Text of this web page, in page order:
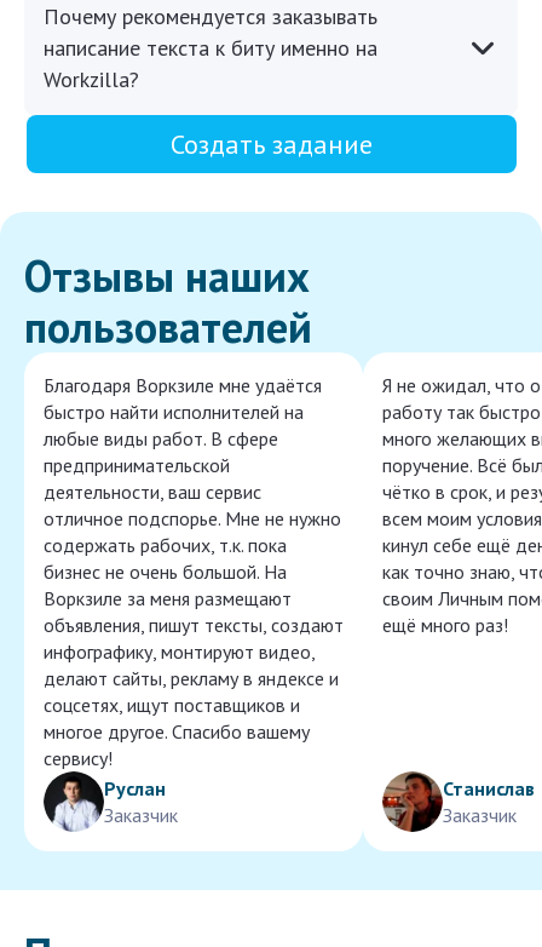
Почему рекомендуется заказывать
написание текста к биту именно на
Workzilla?
Создать задание
Отзывы наших
пользователей
Благодаря Воркзиле мне удаётся
быстро найти исполнителей на
любые виды работ. В сфере
предпринимательской
деятельности, ваш сервис
отличное подспорье. Мне не нужно
содержать рабочих, т.к. пока
бизнес не очень большой. На
Воркзиле за меня размещают
объявления, пишут тексты, создают
инфографику, монтируют видео,
делают сайты, рекламу в яндексе и
соцсетях, ищут поставщиков и
многое другое. Спасибо вашему
сервису!
Руслан
Заказчик
Я не ожидал, что
работу так
много желающих
поручение. Всё
чётко в срок, и
всем моим
кинул себе ещё
как точно знаю,
своим Личным
ещё много раз!
Станислав
Заказчик